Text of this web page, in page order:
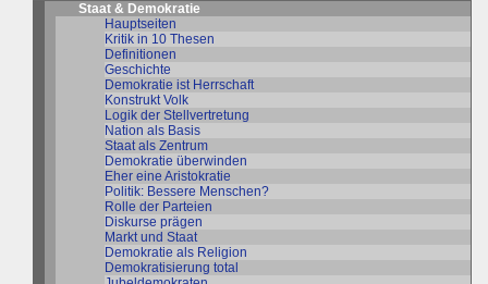
Staat & Demokratie
Hauptseiten
Kritik in 10 Thesen
Definitionen
Geschichte
Demokratie ist Herrschaft
Konstrukt Volk
Logik der Stellvertretung
Nation als Basis
Staat als Zentrum
Demokratie überwinden
Eher eine Aristokratie
Politik: Bessere Menschen?
Rolle der Parteien
Diskurse prägen
Markt und Staat
Demokratie als Religion
Demokratisierung total